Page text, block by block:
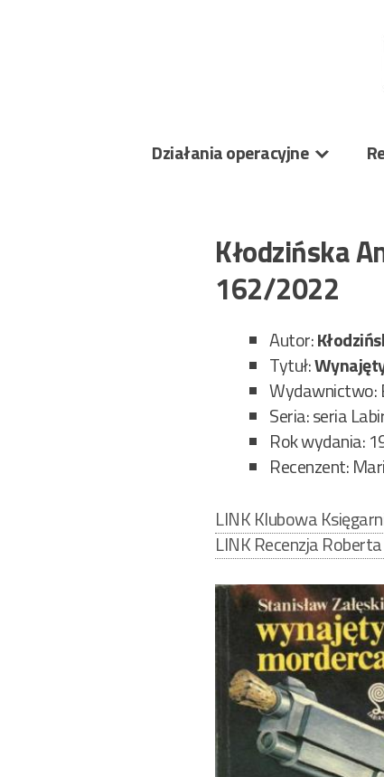
Działania operacyjne
Kłodzińska
162/2022
Autor:
Tytuł:
Wydawnictwo:
Seria: seria
Rok wydania:
Recenzent:
LINK Klubowa
LINK Recenzja